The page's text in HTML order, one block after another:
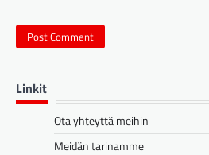
Linkit
Ota yhteyttä meihin
Meidän tarinamme